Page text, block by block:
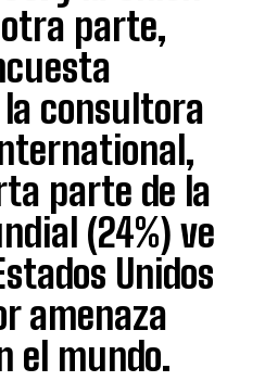
parte,
consultora
parte de la
(24%) ve
Unidos
amenaza
el mundo.